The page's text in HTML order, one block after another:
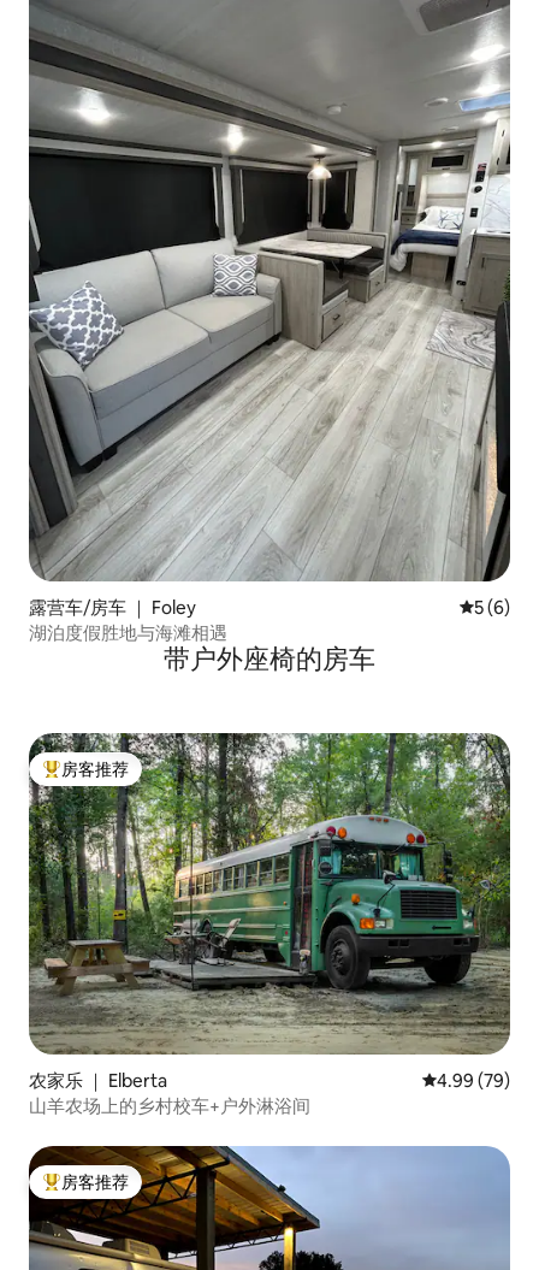
露营车/房车 ｜ Foley 平均评分
5 (6)
湖泊度假胜地与海滩相遇
带户外座椅的房车
热门「房客推荐」
房客推荐
农家乐 ｜ Elberta 平均评分 4.99
4.99 (79)
山羊农场上的乡村校车+户外淋浴间
热门「房客推荐」
房客推荐